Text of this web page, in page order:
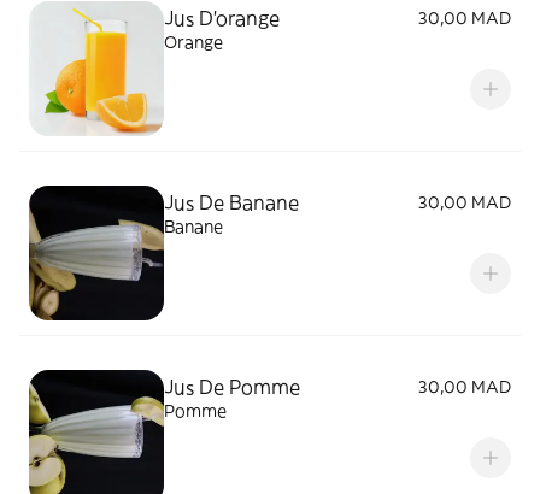
Jus D'orange
30,00 MAD
Orange
Jus De Banane
30,00 MAD
Banane
Jus De Pomme
30,00 MAD
Pomme